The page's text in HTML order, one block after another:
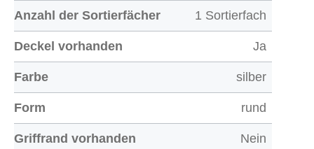
Anzahl der Sortierfächer 1 Sortierfach
Deckel vorhanden Ja
Farbe silber
Form rund
Griffrand vorhanden Nein